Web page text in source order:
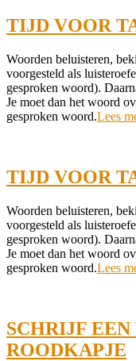
TIJD VOOR
2021-
09-
16
Woorden beluisteren,
voorgesteld als
gesproken woord).
Je moet dan het woord
gesproken woord.Lees
TIJD VOOR
2021-
09-
16
Woorden beluisteren,
voorgesteld als
gesproken woord).
Je moet dan het woord
gesproken woord.Lees
SCHRIJF
ROODKAPJE